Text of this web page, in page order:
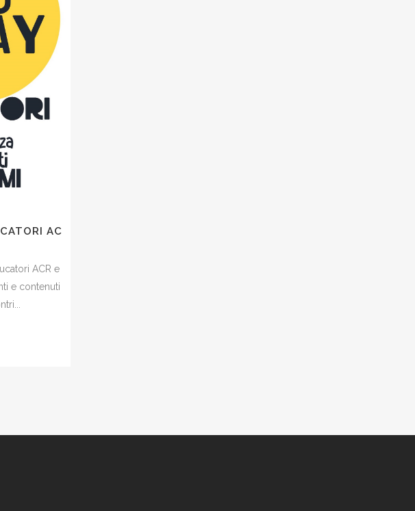
AC
ACR e
e contenuti